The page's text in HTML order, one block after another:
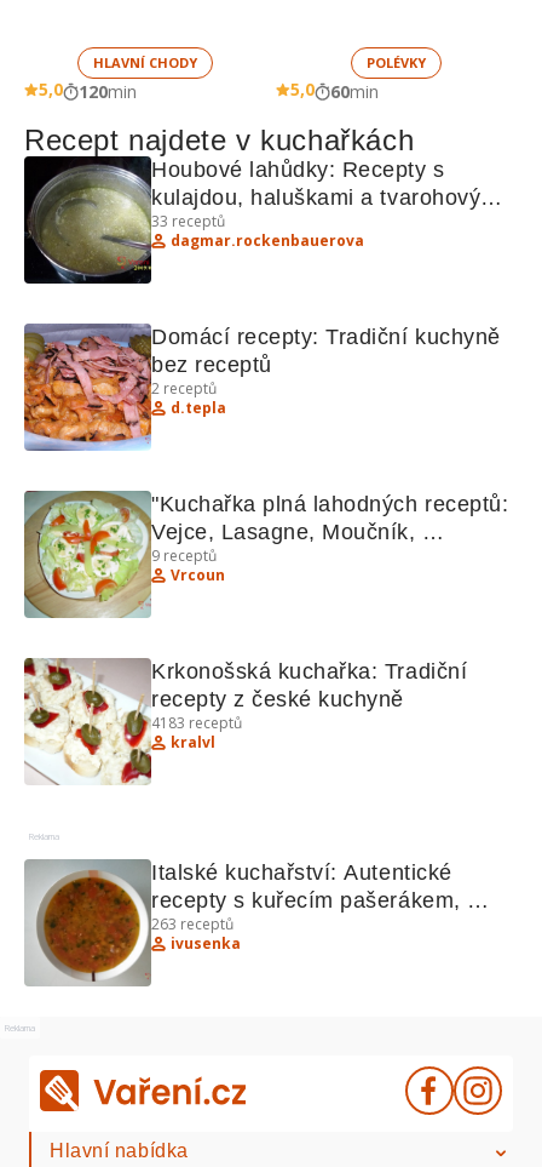
HLAVNÍ CHODY
5,0 120min
POLÉVKY
5,0 60min
Recept najdete v kuchařkách
Houbové lahůdky: Recepty s
kulajdou, haluškami a tvarohovými
knedlíky
33 receptů
dagmar.rockenbauerova
Domácí recepty: Tradiční kuchyně
bez receptů
2 receptů
d.tepla
"Kuchařka plná lahodných receptů:
Vejce, Lasagne, Moučník,
Těstoviny, Brambory"
9 receptů
Vrcoun
Krkonošská kuchařka: Tradiční
recepty z české kuchyně
4183 receptů
kralvl
Reklama
Italské kuchařství: Autentické
recepty s kuřecím pašerákem,
cizrnou a dalšími lahůdkami
263 receptů
ivusenka
Reklama
Hlavní nabídka